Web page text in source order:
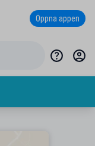
Öppna appen